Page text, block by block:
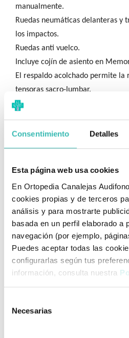
Consentimiento Detalles
Esta página web usa cookies
En Ortopedia Canalejas
cookies propias y de terceros
análisis y para mostrarte
basada en un perfil elaborado a
navegación (por ejemplo,
Puedes aceptar todas las
configurarlas según tus
información, consulta nuestra
Necesarias
manualmente.
Ruedas neumáticas delanteras y
los impactos.
Ruedas anti vuelco.
Incluye cojín de asiento en
El respaldo acolchado permite la
tensoras sacro-lumbar.
Baterías de gel AGM herméticas
Cargador de baterías de 24 V y 5 A.
Velocidad máxima 6 Km/h.
Peso máximo de usuario: 125 Kg.
Datos técnicos
Ancho del
asiento (Talla)
40/43/46
cm
Profundidad
del asiento